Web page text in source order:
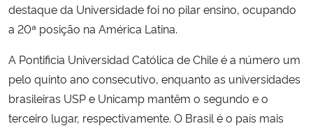
destaque da Universidade foi no pilar ensino, ocupando
a 20ª posição na América Latina.
A Pontificia Universidad Católica de Chile é a número um
pelo quinto ano consecutivo, enquanto as universidades
brasileiras USP e Unicamp mantêm o segundo e o
terceiro lugar, respectivamente. O Brasil é o país mais